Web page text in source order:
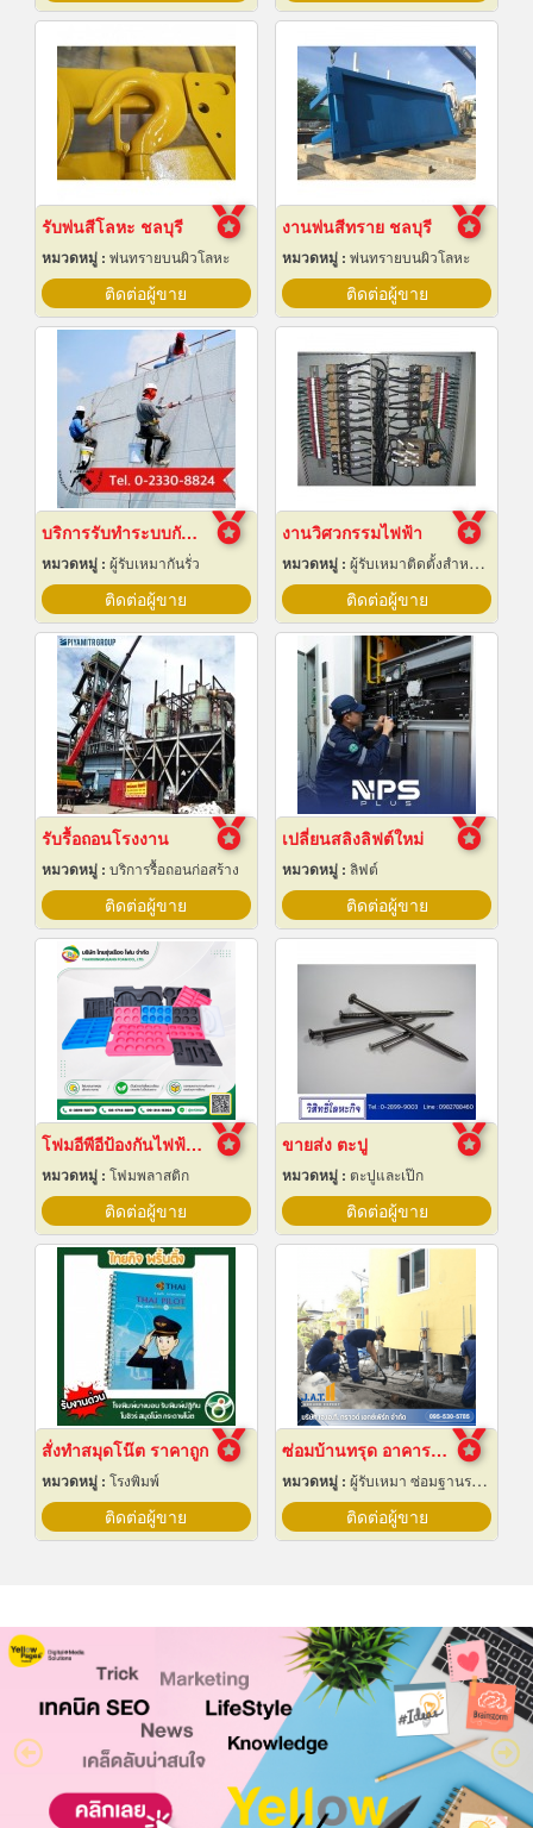
รับพ่นสีโลหะ ชลบุรี
หมวดหมู่ : พ่นทรายบนผิวโลหะ
ติดต่อผู้ขาย
งานพ่นสีทราย ชลบุรี
หมวดหมู่ : พ่นทรายบนผิวโลหะ
ติดต่อผู้ขาย
บริการรับทำระบบกันซึม
หมวดหมู่ : ผู้รับเหมากันรั่ว
ติดต่อผู้ขาย
งานวิศวกรรมไฟฟ้า
หมวดหมู่ : ผู้รับเหมาติดตั้งสำหรับบ้านและโรงงานไฟฟ้า
ติดต่อผู้ขาย
รับรื้อถอนโรงงาน
หมวดหมู่ : บริการรื้อถอนก่อสร้าง
ติดต่อผู้ขาย
เปลี่ยนสลิงลิฟต์ใหม่
หมวดหมู่ : ลิฟต์
ติดต่อผู้ขาย
โฟมอีพีอีป้องกันไฟฟ้าสถิต
หมวดหมู่ : โฟมพลาสติก
ติดต่อผู้ขาย
ขายส่ง ตะปู
หมวดหมู่ : ตะปูและเป๊ก
ติดต่อผู้ขาย
สั่งทำสมุดโน๊ต ราคาถูก
หมวดหมู่ : โรงพิมพ์
ติดต่อผู้ขาย
ซ่อมบ้านทรุด อาคารทรุด
หมวดหมู่ : ผู้รับเหมา ซ่อมฐานรากและโครงสร้างก่อสร้าง
ติดต่อผู้ขาย